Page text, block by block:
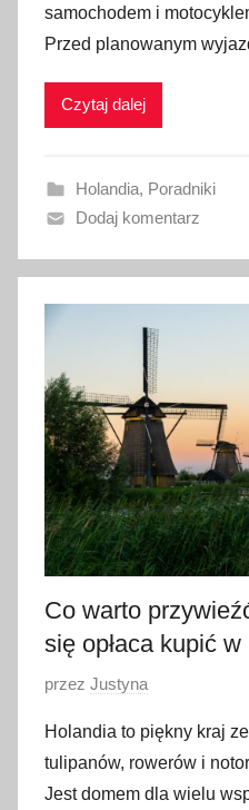
l
i
w
n
o
s
t
z
n
a
2
0
2
samochodem i
Przed planowanym
Czytaj dalej
Holandia, Poradniki
Dodaj komentarz
Co warto
się opłaca kupić
O
u
b
l
przez Justyna
Holandia to piękny kraj
tulipanów, rowerów i
Jest domem dla wielu